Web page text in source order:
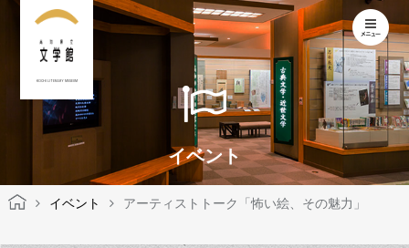
KOCHI LITERARY MUSEUM
イベント
イベント アーティストトーク「怖い絵、その魅力」